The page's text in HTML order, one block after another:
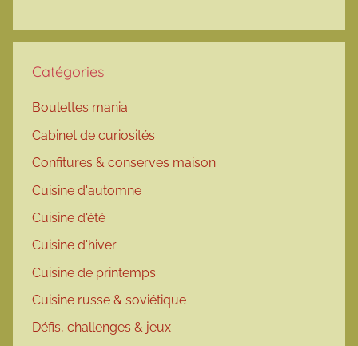
Catégories
Boulettes mania
Cabinet de curiosités
Confitures & conserves maison
Cuisine d'automne
Cuisine d'été
Cuisine d'hiver
Cuisine de printemps
Cuisine russe & soviétique
Défis, challenges & jeux